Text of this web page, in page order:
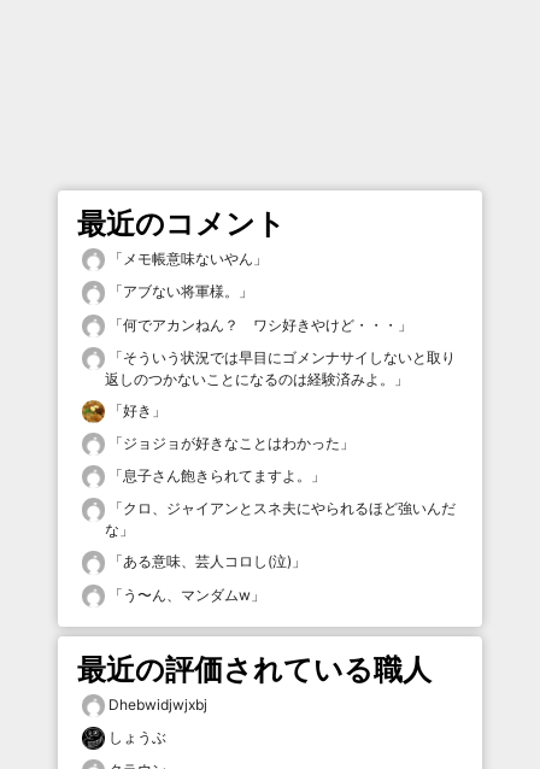
最近のコメント
「 メモ帳意味ないやん 」
「アブない将軍様。
」
「何でアカンねん？ ワシ好きやけど・・・ 」
「そういう状況では早目にゴメンナサイしないと取り
返しのつかないことになるのは経験済みよ。
」
「好き 」
「ジョジョが好きなことはわかった 」
「息子さん飽きられてますよ。
」
「クロ、ジャイアンとスネ夫にやられるほど強いんだ
な 」
「ある意味、芸人コロし(泣) 」
「 う〜ん、マンダムw 」
最近の評価されている職人
Dhebwidjwjxbj
しょうぶ